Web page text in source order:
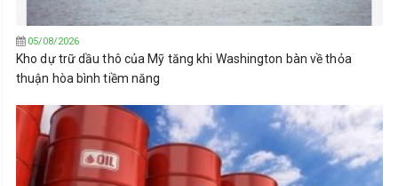
05/08/2026
Kho dự trữ dầu thô của Mỹ tăng khi Washington bàn về thỏa
thuận hòa bình tiềm năng